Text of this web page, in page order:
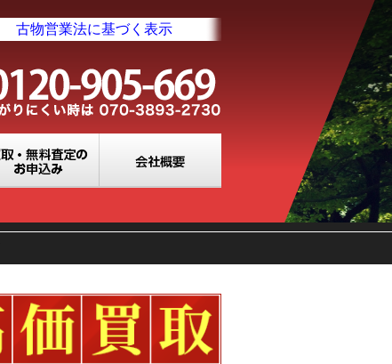
古物営業法に基づく表示